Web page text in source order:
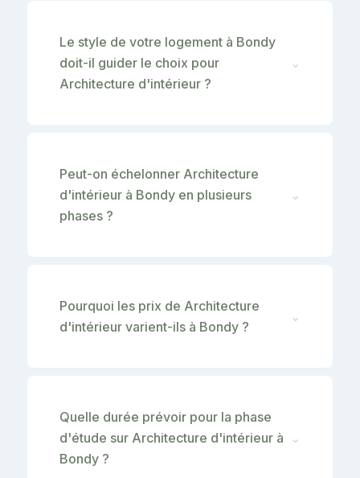
Le style de votre logement à Bondy
doit-il guider le choix pour
Architecture d'intérieur ?
⌄
Peut-on échelonner Architecture
d'intérieur à Bondy en plusieurs
phases ?
⌄
Pourquoi les prix de Architecture
d'intérieur varient-ils à Bondy ?
⌄
Quelle durée prévoir pour la phase
d'étude sur Architecture d'intérieur à
Bondy ?
⌄